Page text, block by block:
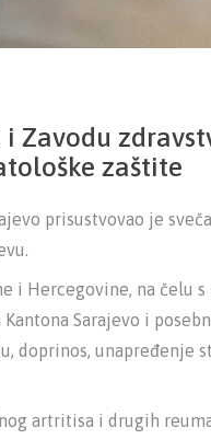
Zavodu
zaštite
prisustvovao je
i Hercegovine, na
Sarajevo i
doprinos,
artritisa i drugih